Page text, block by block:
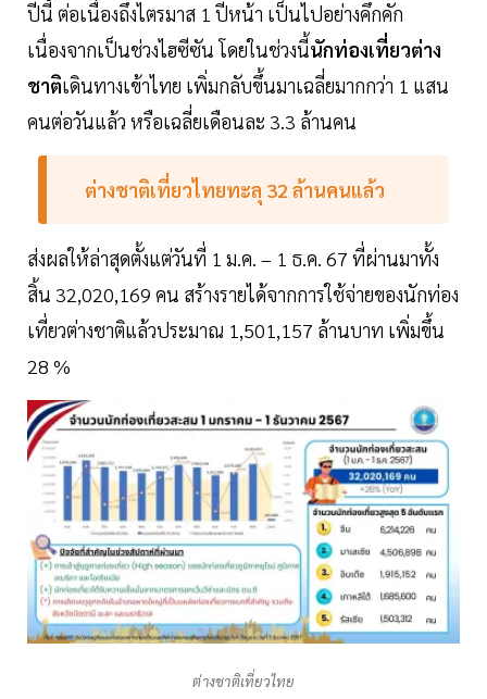
ปีนี้ ต่อเนื่องถึงไตรมาส 1 ปีหน้า เป็นไปอย่างคึกคัก
เนื่องจากเป็นช่วงไฮซีซัน โดยในช่วงนี้นักท่องเที่ยวต่าง
ชาติเดินทางเข้าไทย เพิ่มกลับขึ้นมาเฉลี่ยมากกว่า 1 แสน
คนต่อวันแล้ว หรือเฉลี่ยเดือนละ 3.3 ล้านคน
ต่างชาติเที่ยวไทยทะลุ 32 ล้านคนแล้ว
ส่งผลให้ล่าสุดตั้งแต่วันที่ 1 ม.ค. – 1 ธ.ค. 67 ที่ผ่านมาทั้ง
สิ้น 32,020,169 คน สร้างรายได้จากการใช้จ่ายของนักท่อง
เที่ยวต่างชาติแล้วประมาณ 1,501,157 ล้านบาท เพิ่มขึ้น
28 %
ต่างชาติเที่ยวไทย